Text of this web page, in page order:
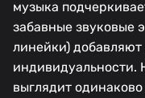
музыка
забавные звуковые
линейки)
индивидуальности.
выглядит